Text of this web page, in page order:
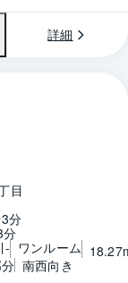
詳細
間取り
目
分
分
- ワンルーム
南西向き